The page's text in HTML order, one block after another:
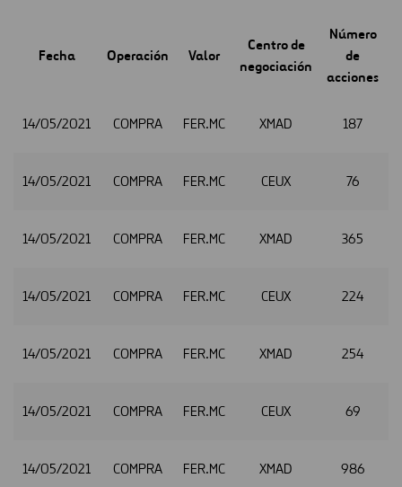
Fecha Operación Valor
Centro de
negociación
Número
de
acciones
14/05/2021 COMPRA FER.MC XMAD 187
14/05/2021 COMPRA FER.MC CEUX 76
14/05/2021 COMPRA FER.MC XMAD 365
14/05/2021 COMPRA FER.MC CEUX 224
14/05/2021 COMPRA FER.MC XMAD 254
14/05/2021 COMPRA FER.MC CEUX 69
14/05/2021 COMPRA FER.MC XMAD 986